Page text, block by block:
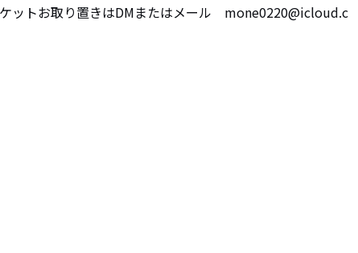
ットお取り置きはDMまたはメール　mone0220@icloud.c